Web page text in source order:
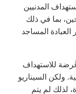
المدنيين
بما في ذلك
المساجد
للاستهداف
ولكن السيناريو
لذلك لم يتم